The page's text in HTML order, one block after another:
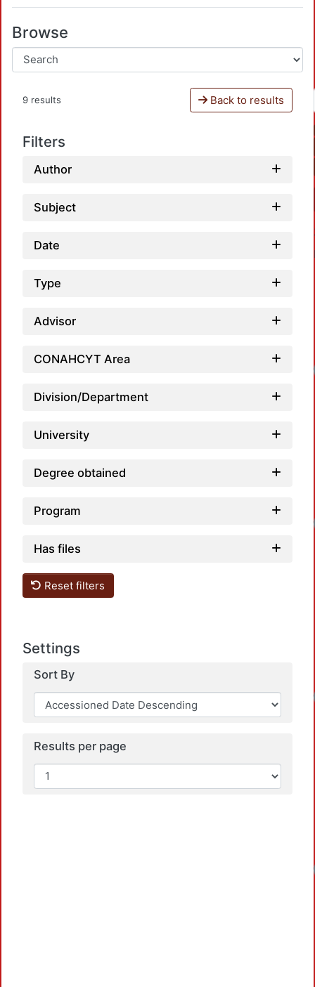
Browse
9 results Back to results
Filters
Author
Subject
Date
Type
Advisor
CONAHCYT Area
Division/Department
University
Degree obtained
Program
Has files
Reset filters
Settings
Sort By
Results per page